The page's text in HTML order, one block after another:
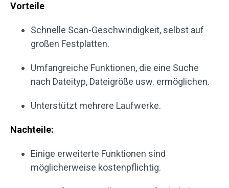
Vorteile
Schnelle Scan-Geschwindigkeit, selbst auf
großen Festplatten.
Umfangreiche Funktionen, die eine Suche
nach Dateityp, Dateigröße usw. ermöglichen.
Unterstützt mehrere Laufwerke.
Nachteile:
Einige erweiterte Funktionen sind
möglicherweise kostenpflichtig.